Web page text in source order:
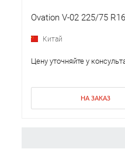
Ovation V-02 225/75
Китай
Цену уточняйте у
НА ЗАКАЗ